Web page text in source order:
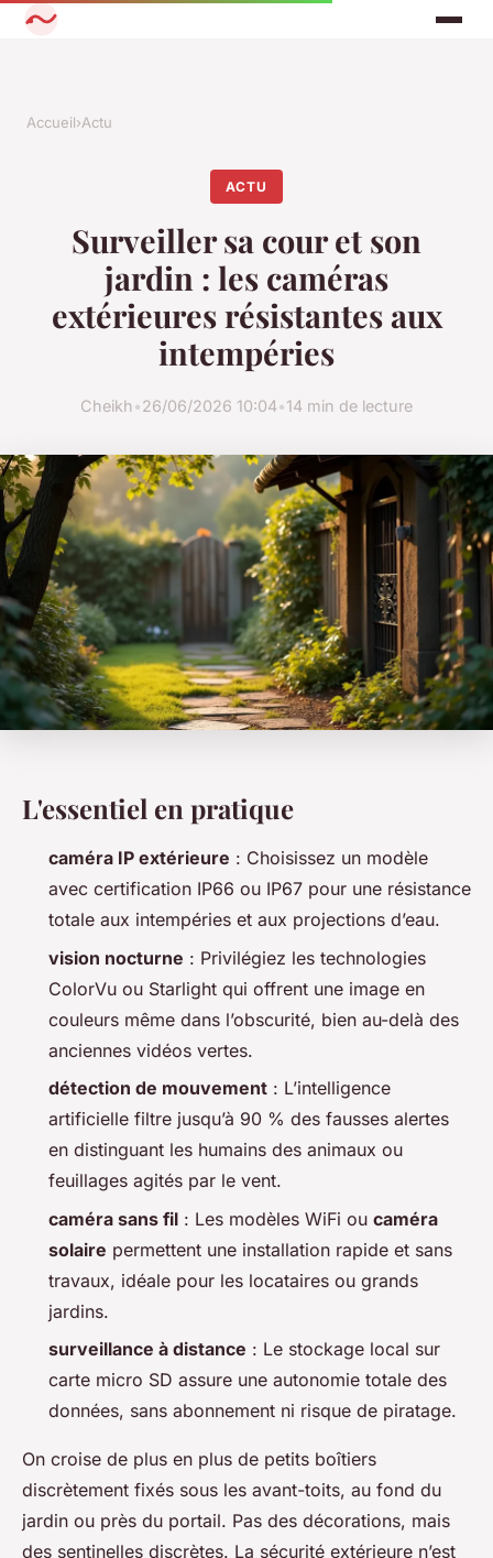
Accueil›Actu
ACTU
Surveiller sa cour et son
jardin : les caméras
extérieures résistantes aux
intempéries
Cheikh•26/06/2026 10:04•14 min de lecture
L'essentiel en pratique
caméra IP extérieure : Choisissez un modèle
avec certification IP66 ou IP67 pour une résistance
totale aux intempéries et aux projections d’eau.
vision nocturne : Privilégiez les technologies
ColorVu ou Starlight qui offrent une image en
couleurs même dans l’obscurité, bien au-delà des
anciennes vidéos vertes.
détection de mouvement : L’intelligence
artificielle filtre jusqu’à 90 % des fausses alertes
en distinguant les humains des animaux ou
feuillages agités par le vent.
caméra sans fil : Les modèles WiFi ou caméra
solaire permettent une installation rapide et sans
travaux, idéale pour les locataires ou grands
jardins.
surveillance à distance : Le stockage local sur
carte micro SD assure une autonomie totale des
données, sans abonnement ni risque de piratage.
On croise de plus en plus de petits boîtiers
discrètement fixés sous les avant-toits, au fond du
jardin ou près du portail. Pas des décorations, mais
des sentinelles discrètes. La sécurité extérieure n’est